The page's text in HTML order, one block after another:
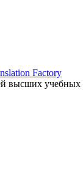
Factory
высших учебных